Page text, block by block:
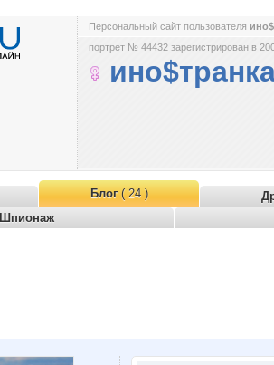
Персональный сайт пользователя
портрет № 44432 зарегистрирован в
Блог( 24 )
Шпионаж